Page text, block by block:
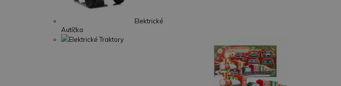
Elektrické
Autíčka
Elektrické Traktory